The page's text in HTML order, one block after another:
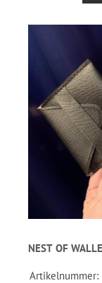
NEST OF
Artikelnummer: